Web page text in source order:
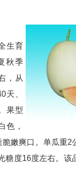
生育
秋季
，从
天、
果型
色，
嫩爽口。单瓜重2
糖度16度左右。该